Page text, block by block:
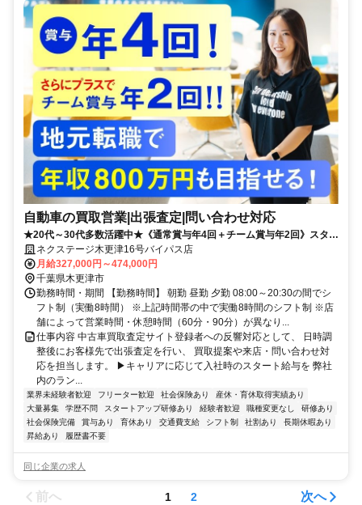
自動車の買取営業|出張査定|問い合わせ対応
★20代～30代多数活躍中★《通常賞与年4回＋チーム賞与年2回》スター
ト給与UP制度！
ネクステージ木更津16号バイパス店
月給327,000円～474,000円
千葉県木更津市
勤務時間・期間 【勤務時間】 朝勤 昼勤 夕勤 08:00～20:30の間でシ
フト制（実働8時間） ※上記時間帯の中で実働8時間のシフト制 ※店
舗によって営業時間・休憩時間（60分・90分）が異なり...
仕事内容 中古車買取査定サイト登録者への反響対応として、 日時調
整後にお客様先で出張査定を行い、 買取提案や来店・問い合わせ対
応を担当します。 ▶キャリアに応じて入社時のスタート給与を 弊社
内のラン...
業界未経験者歓迎 フリーター歓迎 社会保険あり
産休・育休取得実績あり
大量募集
学歴不問 スタートアップ研修あり 経験者歓迎 職種変更なし
研修あり
社会保険完備
賞与あり 育休あり 交通費支給 シフト制 社割あり
長期休暇あり
昇給あり
履歴書不要
同じ企業の求人
前へ 1 2 次へ